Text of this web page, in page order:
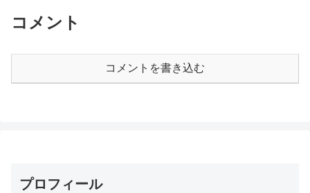
コメント
コメントを書き込む
プロフィール